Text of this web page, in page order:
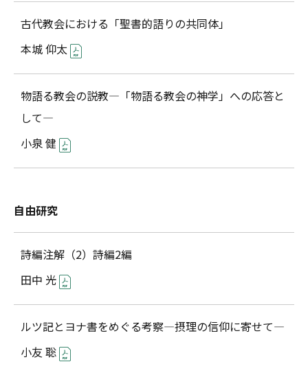
古代教会における「聖書的語りの共同体」
本城 仰太
物語る教会の説教―「物語る教会の神学」への応答と
して―
小泉 健
自由研究
詩編注解（2）詩編2編
田中 光
ルツ記とヨナ書をめぐる考察―摂理の信仰に寄せて―
小友 聡